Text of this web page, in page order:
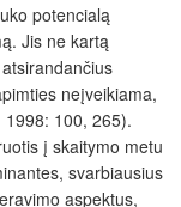
potencialą
Jis ne kartą
neįveikiama,
100, 265).
į skaitymo metu
svarbiausius
aspektus,